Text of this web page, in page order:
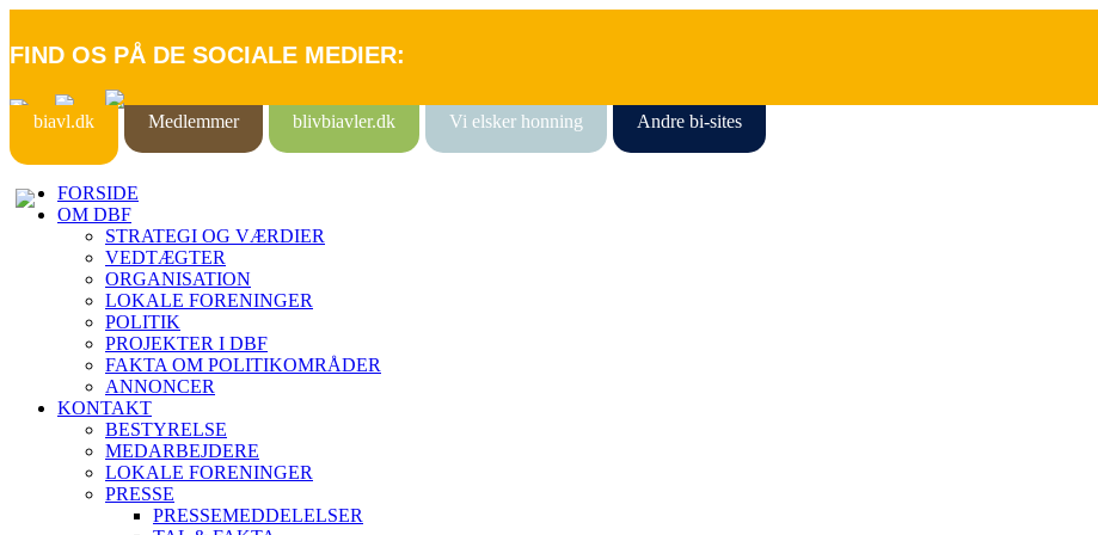
FIND OS PÅ DE SOCIALE MEDIER:
biavl.dk Medlemmer blivbiavler.dk Vi elsker honning Andre bi-sites
FORSIDE
OM DBF
STRATEGI OG VÆRDIER
VEDTÆGTER
ORGANISATION
LOKALE FORENINGER
POLITIK
PROJEKTER I DBF
FAKTA OM POLITIKOMRÅDER
ANNONCER
KONTAKT
BESTYRELSE
MEDARBEJDERE
LOKALE FORENINGER
PRESSE
PRESSEMEDDELELSER